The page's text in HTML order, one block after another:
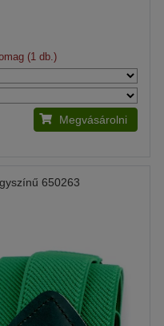
(1 db.)
Megvásárolni
650263